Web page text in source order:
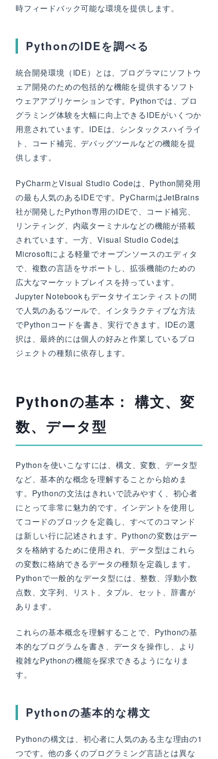
時フィードバック可能な環境を提供します。
PythonのIDEを調べる
統合開発環境（IDE）とは、プログラマにソフトウ
ェア開発のための包括的な機能を提供するソフト
ウェアアプリケーションです。Pythonでは、プロ
グラミング体験を大幅に向上できるIDEがいくつか
用意されています。IDEは、シンタックスハイライ
ト、コード補完、デバッグツールなどの機能を提
供します。
PyCharmとVisual Studio Codeは、Python開発用
の最も人気のあるIDEです。PyCharmはJetBrains
社が開発したPython専用のIDEで、コード補完、
リンティング、内蔵ターミナルなどの機能が搭載
されています。一方、Visual Studio Codeは
Microsoftによる軽量でオープンソースのエディタ
で、複数の言語をサポートし、拡張機能のための
広大なマーケットプレイスを持っています。
Jupyter Notebookもデータサイエンティストの間
で人気のあるツールで、インタラクティブな方法
でPythonコードを書き、実行できます。IDEの選
択は、最終的には個人の好みと作業しているプロ
ジェクトの種類に依存します。
Pythonの基本： 構文、変
数、データ型
Pythonを使いこなすには、構文、変数、データ型
など、基本的な概念を理解することから始めま
す。Pythonの文法はきれいで読みやすく、初心者
にとって非常に魅力的です。インデントを使用し
てコードのブロックを定義し、すべてのコマンド
は新しい行に記述されます。Pythonの変数はデー
タを格納するために使用され、データ型はこれら
の変数に格納できるデータの種類を定義します。
Pythonで一般的なデータ型には、整数、浮動小数
点数、文字列、リスト、タプル、セット、辞書が
あります。
これらの基本概念を理解することで、Pythonの基
本的なプログラムを書き、データを操作し、より
複雑なPythonの機能を探求できるようになりま
す。
Pythonの基本的な構文
Pythonの構文は、初心者に人気のある主な理由の1
つです。他の多くのプログラミング言語とは異な